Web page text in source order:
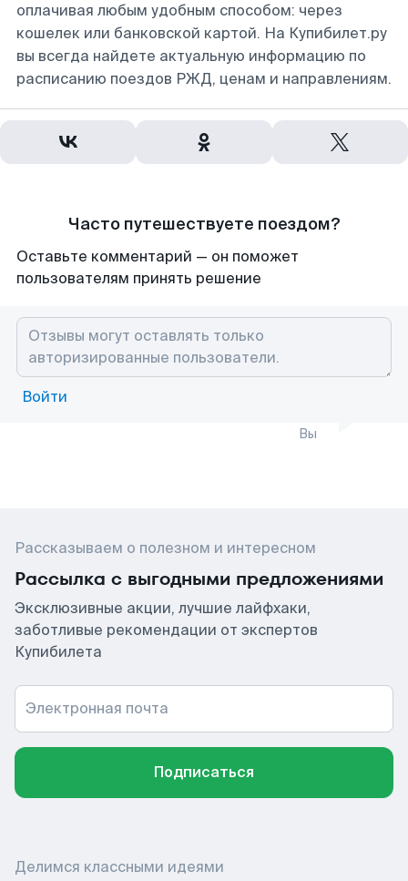
оплачивая любым удобным способом: через
кошелек или банковской картой. На Купибилет.ру
вы всегда найдете актуальную информацию по
расписанию поездов РЖД, ценам и направлениям.
Часто путешествуете поездом?
Оставьте комментарий — он поможет
пользователям принять решение
Войти
Вы
Рассказываем о полезном и интересном
Рассылка с выгодными предложениями
Эксклюзивные акции, лучшие лайфхаки,
заботливые рекомендации от экспертов
Купибилета
Электронная почта
Подписаться
Делимся классными идеями